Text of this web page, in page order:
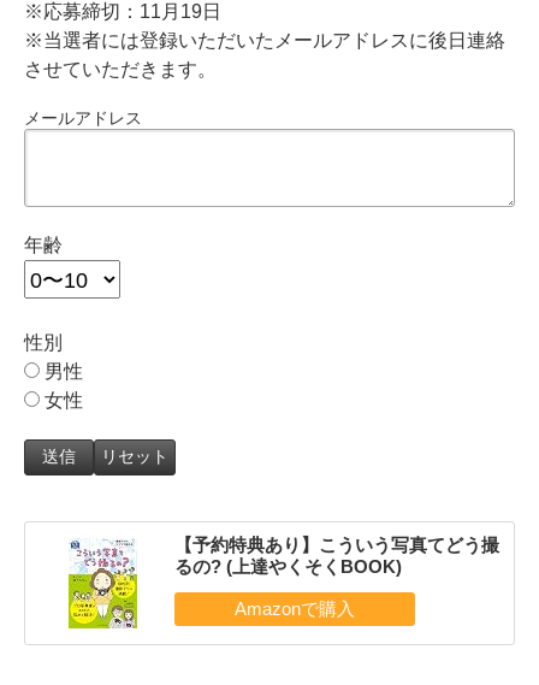
※応募締切：11月19日
※当選者には登録いただいたメールアドレスに後日連絡
させていただきます。
メールアドレス
年齢
性別
男性
女性
【予約特典あり】こういう写真てどう撮
るの? (上達やくそくBOOK)